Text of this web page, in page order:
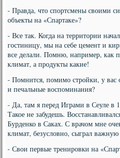
- Правда, что спортсмены своими
объекты на «Спартаке»?
- Все так. Когда на территории
гостиницу, мы на себе цемент и
все делали. Помню, например, как
климат, а продукты какие!
- Помнится, помимо стройки, у вас
и печальные воспоминания?
- Да, там я перед Играми в Сеуле в
Такое не забудешь.
Бурденко в Саках. С врачом мне
климат, безусловно, сыграл важную
- Свои первые тренировки на